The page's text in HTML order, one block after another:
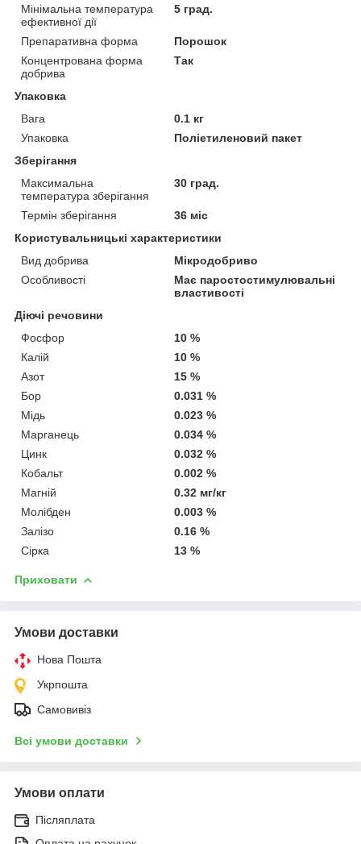
Мінімальна температура
ефективної дії
5 град.
Препаративна форма
Порошок
Концентрована форма
добрива
Так
Упаковка
Вага
0.1 кг
Упаковка
Поліетиленовий пакет
Зберігання
Максимальна
температура зберігання
30 град.
Термін зберігання
36 міс
Користувальницькі характеристики
Вид добрива
Мікродобриво
Особливості
Має паростостимулювальні
властивості
Діючі речовини
Фосфор
10 %
Калій
10 %
Азот
15 %
Бор
0.031 %
Мідь
0.023 %
Марганець
0.034 %
Цинк
0.032 %
Кобальт
0.002 %
Магній
0.32 мг/кг
Молібден
0.003 %
Залізо
0.16 %
Сірка
13 %
Приховати
Умови доставки
Нова Пошта
Укрпошта
Самовивіз
Всі умови доставки
Умови оплати
Післяплата